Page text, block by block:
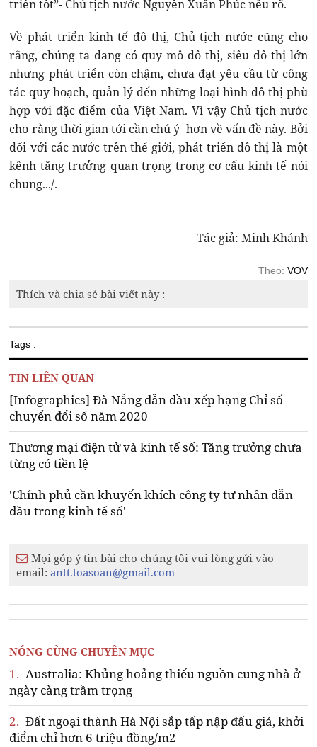
triển tốt”- Chủ tịch nước Nguyễn Xuân Phúc nêu rõ.
Về phát triển kinh tế đô thị, Chủ tịch nước cũng cho
rằng, chúng ta đang có quy mô đô thị, siêu đô thị lớn
nhưng phát triển còn chậm, chưa đạt yêu cầu từ công
tác quy hoạch, quản lý đến những loại hình đô thị phù
hợp với đặc điểm của Việt Nam. Vì vậy Chủ tịch nước
cho rằng thời gian tới cần chú ý hơn về vấn đề này. Bởi
đối với các nước trên thế giới, phát triển đô thị là một
kênh tăng trưởng quan trọng trong cơ cấu kinh tế nói
chung.../.
Tác giả: Minh Khánh
Theo: VOV
Thích và chia sẻ bài viết này :
Tags :
TIN LIÊN QUAN
[Infographics] Đà Nẵng dẫn đầu xếp hạng Chỉ số
chuyển đổi số năm 2020
Thương mại điện tử và kinh tế số: Tăng trưởng chưa
từng có tiền lệ
'Chính phủ cần khuyến khích công ty tư nhân dẫn
đầu trong kinh tế số'
Mọi góp ý tin bài cho chúng tôi vui lòng gửi vào
email:antt.toasoan@gmail.com
NÓNG CÙNG CHUYÊN MỤC
1. Australia: Khủng hoảng thiếu nguồn cung nhà ở
ngày càng trầm trọng
2. Đất ngoại thành Hà Nội sắp tấp nập đấu giá, khởi
điểm chỉ hơn 6 triệu đồng/m2